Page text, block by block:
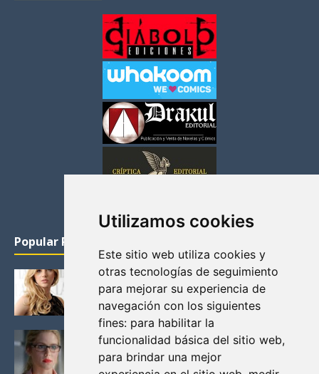
Utilizamos cookies
Este sitio web utiliza cookies y
otras tecnologías de seguimiento
para mejorar su experiencia de
navegación con los siguientes
fines: para habilitar la
funcionalidad básica del sitio web,
para brindar una mejor
Popular Posts
KATHERYN WINNICK: LA ACTRIZ MAS GUAPA DE
VIKINGOS
Junio 14, 2013
FELICITY (EMILY BETT RICKARDS), LAS FOTOS
MAS BONITAS DE LA ALIADA DE ARROW
Noviembre 30, 2013